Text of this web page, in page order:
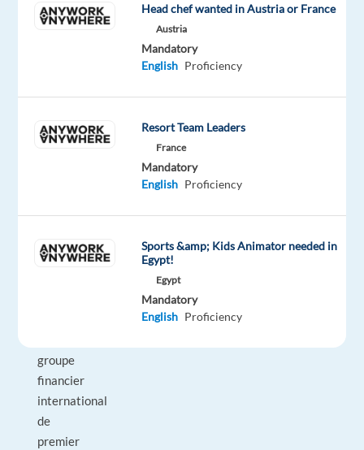
H/F
d’une
Le
à
CLIENT
groupe
financier
international
de
premier
Head chef wanted in Austria or France
Austria
Mandatory
English Proficiency
Resort Team Leaders
France
Mandatory
English Proficiency
Sports &amp; Kids Animator needed in
Egypt!
Egypt
Mandatory
English Proficiency